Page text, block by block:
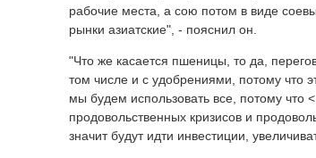
рабочие места, а сою потом в виде
рынки азиатские", - пояснил он.
"Что же касается пшеницы, то да,
том числе и с удобрениями, потому что
мы будем использовать все, потому что
продовольственных кризисов и
значит будут идти инвестиции,